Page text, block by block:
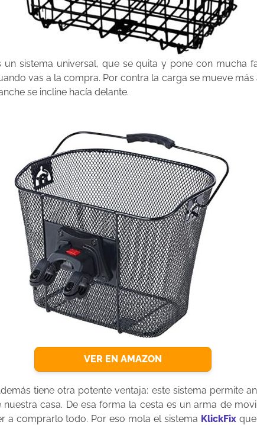
sistema universal, que se quita y pone con mucha
vas a la compra. Por contra la carga se mueve
se incline hacía delante.
VER EN AMAZON
tiene otra potente ventaja: este sistema permite
casa. De esa forma la cesta es un arma de
a comprarlo todo. Por eso mola el sistema KlickFix